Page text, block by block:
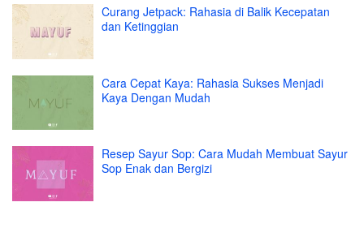
Curang Jetpack: Rahasia di Balik Kecepatan
dan Ketinggian
Cara Cepat Kaya: Rahasia Sukses Menjadi
Kaya Dengan Mudah
Resep Sayur Sop: Cara Mudah Membuat Sayur
Sop Enak dan Bergizi